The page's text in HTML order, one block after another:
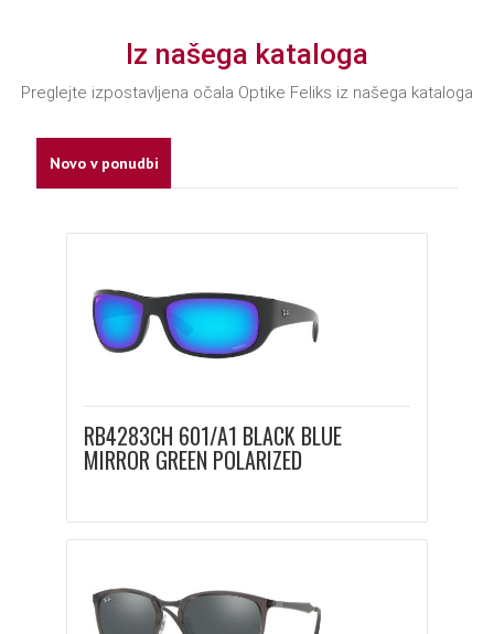
Iz našega kataloga
Preglejte izpostavljena očala Optike Feliks iz našega kataloga
Novo v ponudbi
RB4283CH 601/A1 BLACK BLUE
MIRROR GREEN POLARIZED